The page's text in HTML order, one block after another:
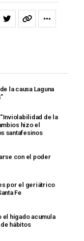
la causa Laguna
de la
hizo el
santafesinos
con el poder
por el geriátrico
Fe
el hígado acumula
hábitos